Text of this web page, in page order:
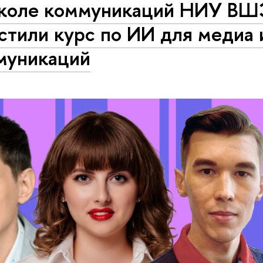
коммуникаций НИУ
курс по ИИ для медиа